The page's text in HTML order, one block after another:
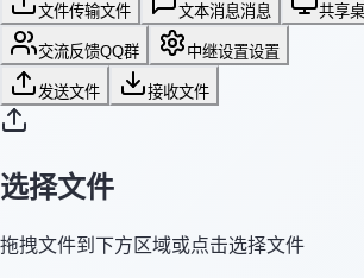
文件传输文件 文本消息消息 共享
交流反馈QQ群 中继设置设置
发送文件 接收文件
选择文件
拖拽文件到下方区域或点击选择文件